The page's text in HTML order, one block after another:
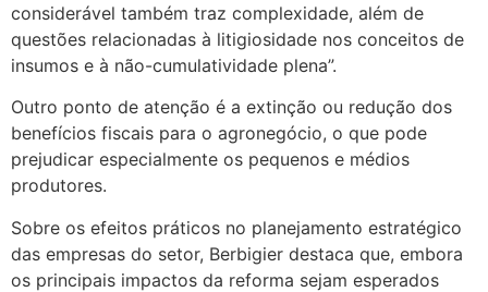
considerável também traz complexidade, além de
questões relacionadas à litigiosidade nos conceitos de
insumos e à não-cumulatividade plena”.
Outro ponto de atenção é a extinção ou redução dos
benefícios fiscais para o agronegócio, o que pode
prejudicar especialmente os pequenos e médios
produtores.
Sobre os efeitos práticos no planejamento estratégico
das empresas do setor, Berbigier destaca que, embora
os principais impactos da reforma sejam esperados